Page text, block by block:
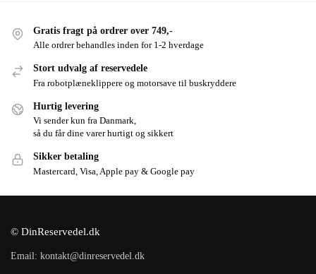
Gratis fragt på ordrer over 749,-
Alle ordrer behandles inden for 1-2 hverdage
Stort udvalg af reservedele
Fra robotplæneklippere og motorsave til buskryddere
Hurtig levering
Vi sender kun fra Danmark,
så du får dine varer hurtigt og sikkert
Sikker betaling
Mastercard, Visa, Apple pay & Google pay
© DinReservedel.dk
Email: kontakt@dinreservedel.dk